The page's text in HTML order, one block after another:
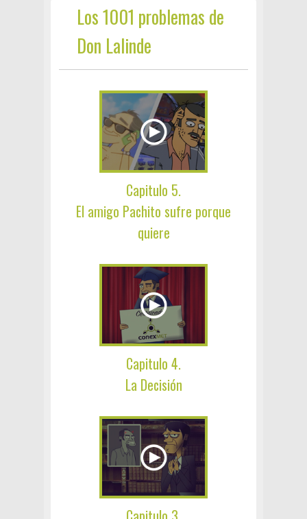
Los 1001 problemas de
Don Lalinde
Capitulo 5.
El amigo Pachito sufre porque
quiere
Capitulo 4.
La Decisión